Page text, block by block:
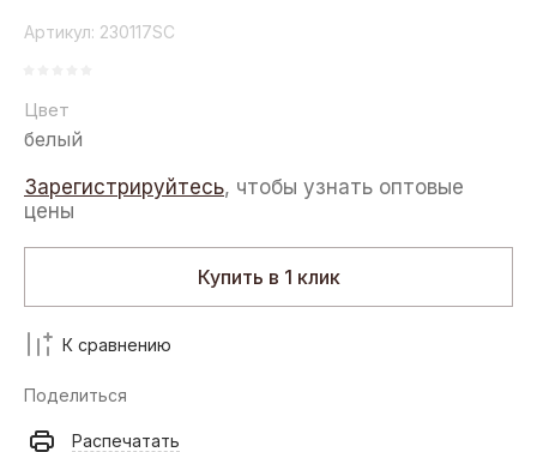
Артикул: 230117SC
Цвет
белый
Зарегистрируйтесь, чтобы узнать оптовые
цены
Купить в 1 клик
К сравнению
Поделиться
Распечатать